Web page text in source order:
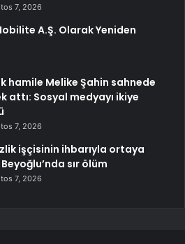
7, 2026
A.Ş. Olarak Yeniden
hamile Melike Şahin sahnede
attı: Sosyal medyayı ikiye
7, 2026
işçisinin ihbarıyla ortaya
Beyoğlu’nda sır ölüm
7, 2026